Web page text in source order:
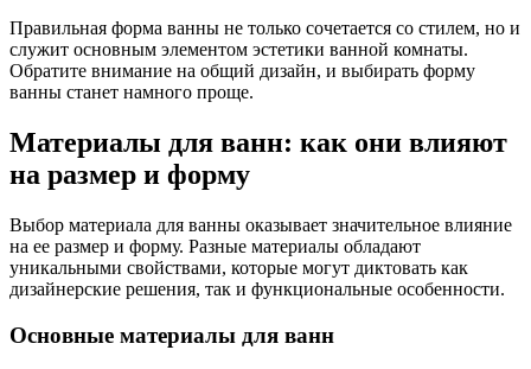
Правильная форма ванны не только сочетается со стилем, но и
служит основным элементом эстетики ванной комнаты.
Обратите внимание на общий дизайн, и выбирать форму
ванны станет намного проще.
Материалы для ванн: как они влияют
на размер и форму
Выбор материала для ванны оказывает значительное влияние
на ее размер и форму. Разные материалы обладают
уникальными свойствами, которые могут диктовать как
дизайнерские решения, так и функциональные особенности.
Основные материалы для ванн